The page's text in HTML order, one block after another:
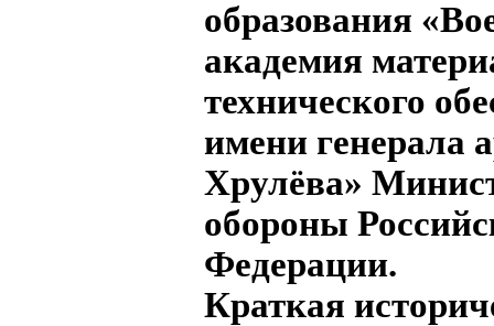
образования
академия
технического
имени генерала
Хрулёва»
обороны
Федерации.
Краткая